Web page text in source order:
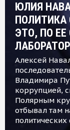
ЮЛИЯ
ПОЛИТИКА
ЭТО, ПО
Алексей
Владимира
коррупцией,
Полярным
отбывал там
политических